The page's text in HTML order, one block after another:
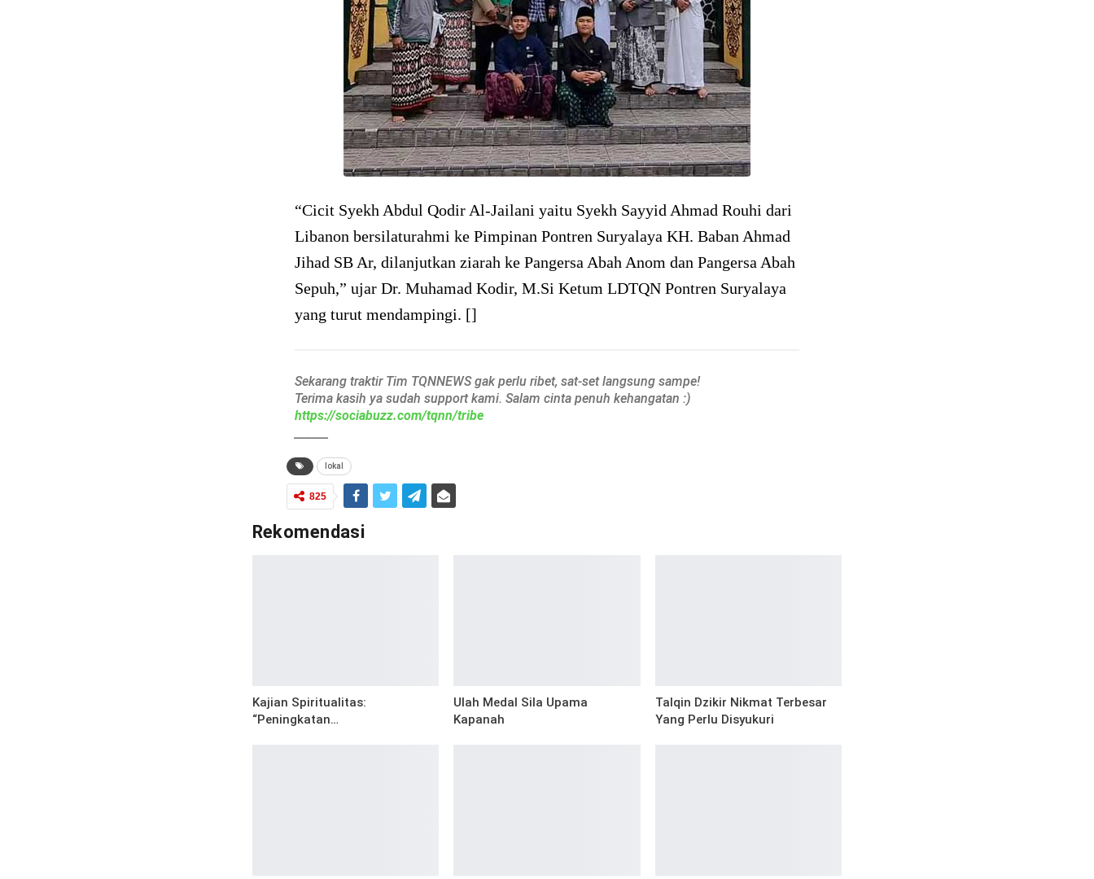
“Cicit Syekh Abdul Qodir Al-Jailani yaitu Syekh Sayyid Ahmad Rouhi dari
Libanon bersilaturahmi ke Pimpinan Pontren Suryalaya KH. Baban Ahmad
Jihad SB Ar, dilanjutkan ziarah ke Pangersa Abah Anom dan Pangersa Abah
Sepuh,” ujar Dr. Muhamad Kodir, M.Si Ketum LDTQN Pontren Suryalaya
yang turut mendampingi. []
Sekarang traktir Tim TQNNEWS gak perlu ribet, sat-set langsung sampe!
Terima kasih ya sudah support kami. Salam cinta penuh kehangatan :)
https://sociabuzz.com/tqnn/tribe
lokal
825
Rekomendasi
Kajian Spiritualitas:
“Peningkatan…
Ulah Medal Sila Upama
Kapanah
Talqin Dzikir Nikmat Terbesar
Yang Perlu Disyukuri